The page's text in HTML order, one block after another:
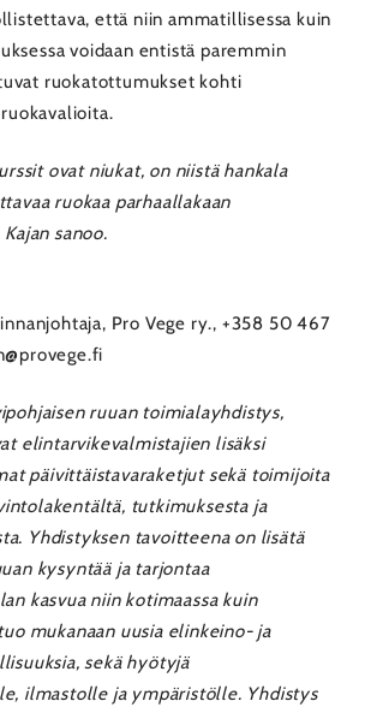
että niin ammatillisessa kuin
voidaan entistä paremmin
ruokatottumukset kohti
ovat niukat, on niistä hankala
ruokaa parhaallakaan
sanoo.
Pro Vege ry., +358 50 467
ruuan toimialayhdistys,
elintarvikevalmistajien lisäksi
päivittäistavaraketjut sekä toimijoita
tutkimuksesta ja
Yhdistyksen tavoitteena on lisätä
kysyntää ja tarjontaa
kasvua niin kotimaassa kuin
mukanaan uusia elinkeino- ja
sekä hyötyjä
ilmastolle ja ympäristölle. Yhdistys